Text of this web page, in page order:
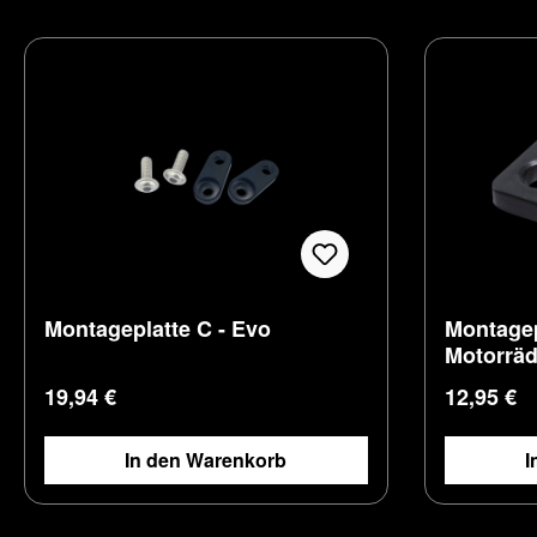
Montageplatte C - Evo
Regulärer Preis:
19,94 €
In den Warenkorb
Regulärer
12,95 €